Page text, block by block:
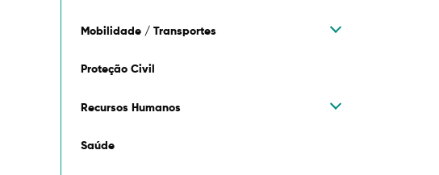
Mobilidade / Transportes
Proteção Civil
Recursos Humanos
Saúde